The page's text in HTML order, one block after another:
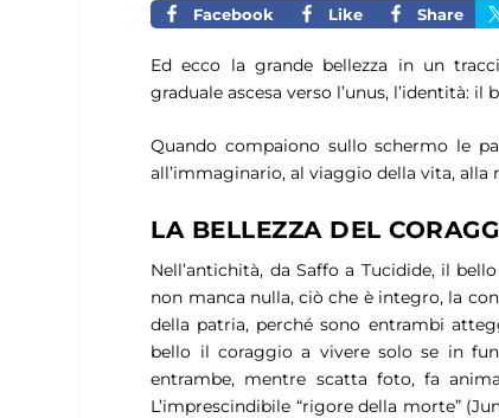
Facebook Like Share
Ed ecco la grande bellezza in un
graduale ascesa verso l’unus, l’identità: il
Quando compaiono sullo schermo le
all’immaginario, al viaggio della vita, alla
LA BELLEZZA DEL
Nell’antichità, da Saffo a Tucidide, il bello
non manca nulla, ciò che è integro, la
della patria, perché sono entrambi
bello il coraggio a vivere solo se in
entrambe, mentre scatta foto,fa
L’imprescindibile “rigore della morte”